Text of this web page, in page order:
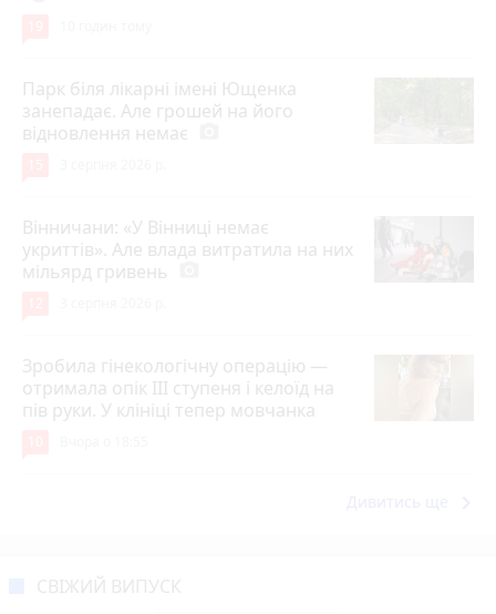
Парк біля лікарні імені Ющенка
занепадає. Але грошей на його
відновлення немає
Вінничани: «У Вінниці немає
укриттів». Але влада витратила на них
мільярд гривень
Зробила гінекологічну операцію —
отримала опік ІІІ ступеня і келоїд на
пів руки. У клініці тепер мовчанка